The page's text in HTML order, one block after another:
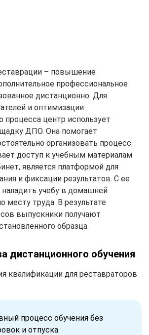
– повышение
профессиональное
дистанционно. Для
и оптимизации
процесса центр использует
ДПО. Она помогает
организовать процесс
доступ к учебным материалам
является платформой для
и фиксации результатов. С ее
учебу в домашней
месту труда. В результате
выпускники получают
образца.
дистанционного обучения
квалификации для реставраторов
процесс обучения без
и отпуска.